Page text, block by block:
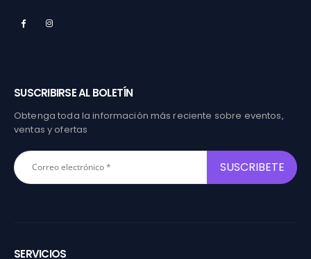
SUSCRIBIRSE AL BOLETÍN
Obtenga toda la información más reciente sobre eventos,
ventas y ofertas
SERVICIOS